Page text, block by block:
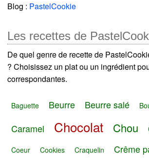
Blog : PastelCookie
Les recettes de
De quel genre de recette de
? Choisissez un plat ou un ingrédient
correspondantes.
Baguette Beurre Beurre salé
Caramel Chocolat Chou
Coeur Cookies Craquelin
Crême